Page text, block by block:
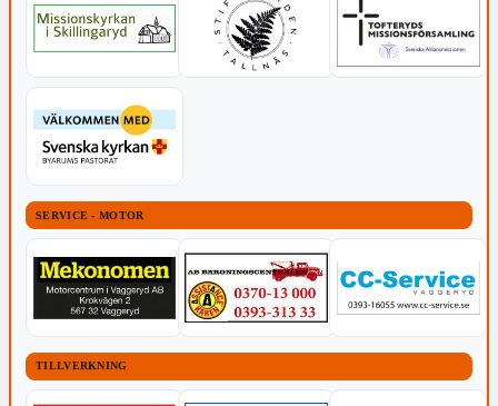
SERVICE - MOTOR
TILLVERKNING